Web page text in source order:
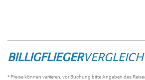
BILLIGFLIEGERVERGLEICH
* Preise können variieren, vor Buchung bitte Angaben des